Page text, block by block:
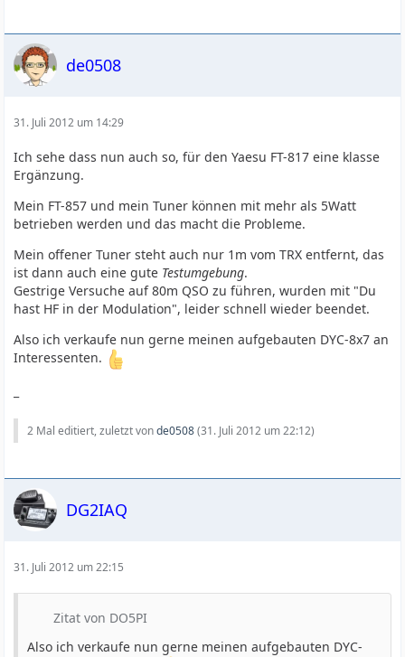
de0508
31. Juli 2012 um 14:29
Ich sehe dass nun auch so, für den Yaesu FT-817 eine klasse
Ergänzung.
Mein FT-857 und mein Tuner können mit mehr als 5Watt
betrieben werden und das macht die Probleme.
Mein offener Tuner steht auch nur 1m vom TRX entfernt, das
ist dann auch eine gute Testumgebung.
Gestrige Versuche auf 80m QSO zu führen, wurden mit "Du
hast HF in der Modulation", leider schnell wieder beendet.
Also ich verkaufe nun gerne meinen aufgebauten DYC-8x7 an
Interessenten.
2 Mal editiert, zuletzt vonde0508(31. Juli 2012 um 22:12)
DG2IAQ
31. Juli 2012 um 22:15
Zitat von DO5PI
Also ich verkaufe nun gerne meinen aufgebauten DYC-